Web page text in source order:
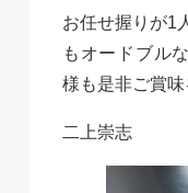
お任せ握りが1
もオードブル
様も是非ご賞味
二上崇志